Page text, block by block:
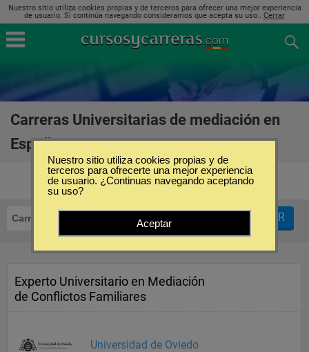
Nuestro sitio utiliza cookies propias y de terceros para ofrecer una mejor experiencia
de usuario. Si continúa navegando consideramos que acepta su uso.. Cerrar
Carreras Universitarias de mediación en
España
Carreras Universitarias Mediación FILTRAR
Experto Universitario en Mediación
de Conflictos Familiares
Universidad de Oviedo
Nuestro sitio utiliza cookies propias y de
terceros para ofrecerte una mejor experiencia
de usuario. ¿Continuas navegando aceptando
su uso?
Aceptar